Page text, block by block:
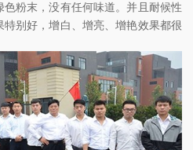
色粉末，没有任何味道。并且耐候性
别好，增白、增亮、增艳效果都很